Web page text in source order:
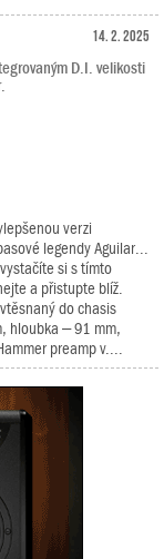
14. 2. 2025
D.I. velikosti
verzi
legendy Aguilar...
si s tímto
a přistupte blíž.
do chasis
hloubka – 91 mm,
preamp v....